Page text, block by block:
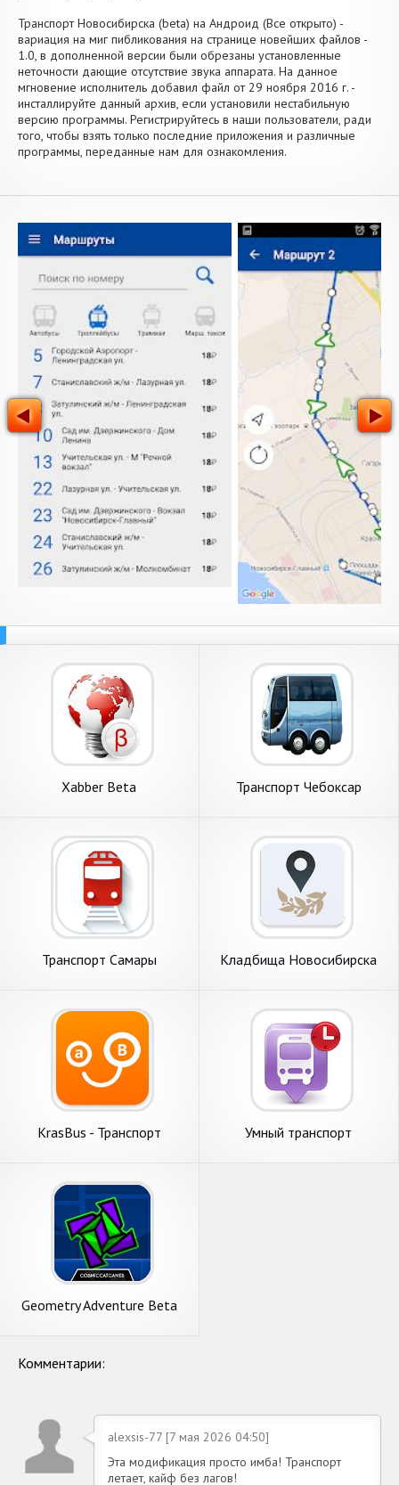
Транспорт Новосибирска (beta) на Андроид (Все открыто) -
вариация на миг пибликования на странице новейших файлов -
1.0, в дополненной версии были обрезаны установленные
неточности дающие отсутствие звука аппарата. На данное
мгновение исполнитель добавил файл от 29 ноября 2016 г. -
инсталлируйте данный архив, если установили нестабильную
версию программы. Регистрируйтесь в наши пользователи, ради
того, чтобы взять только последние приложения и различные
программы, переданные нам для ознакомления.
Xabber Beta Транспорт Чебоксар
Транспорт Самары Кладбища Новосибирска
KrasBus - Транспорт
Умный транспорт
Geometry Adventure Beta
Комментарии:
alexsis-77 [7 мая 2026 04:50]
Эта модификация просто имба! Транспорт
летает, кайф без лагов!